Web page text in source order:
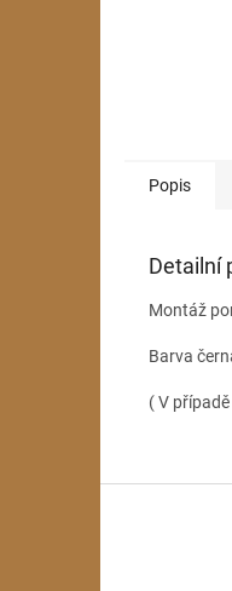
Popis
Detailní
Montáž
Barva
( V